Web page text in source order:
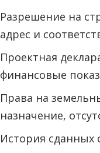
Разрешение на
адрес и
Проектная
финансовые
Права на
назначение,
История сданных